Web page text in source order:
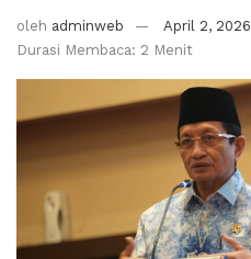
oleh adminweb
April 2, 2026
Durasi Membaca: 2 Menit